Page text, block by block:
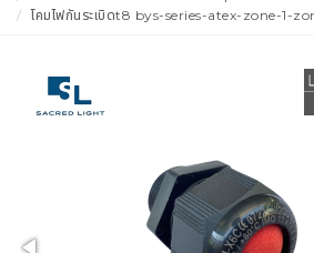
โคมไฟกันระเบิดt8 bys-series-atex-zone-1-